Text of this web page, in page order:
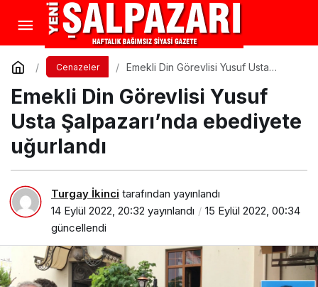
Cenazeler
Emekli Din Görevlisi Yusuf Usta
Emekli Din Görevlisi Yusuf
Usta Şalpazarı’nda ebediyete
uğurlandı
Turgay İkinci tarafından yayınlandı
14 Eylül 2022, 20:32 yayınlandı
15 Eylül 2022, 00:34
güncellendi